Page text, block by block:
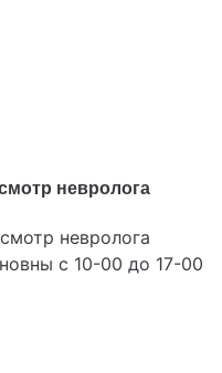
невролога
невролога
с 10-00 до 17-00